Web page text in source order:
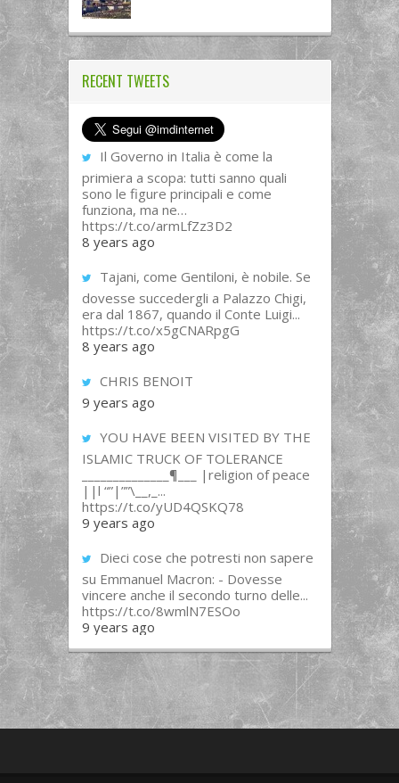
RECENT TWEETS
Il Governo in Italia è come la
primiera a scopa: tutti sanno quali
sono le figure principali e come
funziona, ma ne…
https://t.co/armLfZz3D2
8 years ago
Tajani, come Gentiloni, è nobile. Se
dovesse succedergli a Palazzo Chigi,
era dal 1867, quando il Conte Luigi...
https://t.co/x5gCNARpgG
8 years ago
CHRIS BENOIT
9 years ago
YOU HAVE BEEN VISITED BY THE
ISLAMIC TRUCK OF TOLERANCE
______________¶___ |religion of peace
||l “”|””\__,_...
https://t.co/yUD4QSKQ78
9 years ago
Dieci cose che potresti non sapere
su Emmanuel Macron: - Dovesse
vincere anche il secondo turno delle...
https://t.co/8wmlN7ESOo
9 years ago